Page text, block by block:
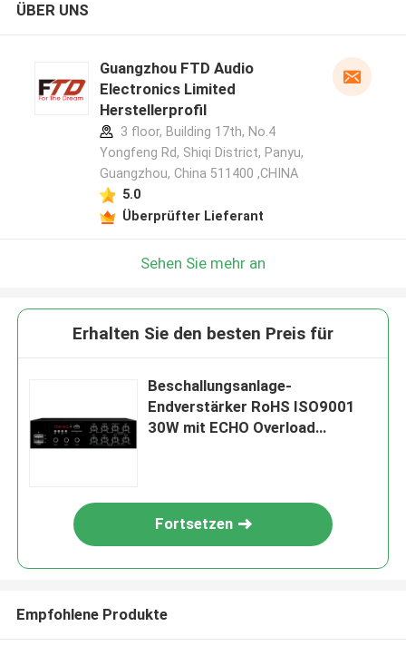
ÜBER UNS
Guangzhou FTD Audio
Electronics Limited
Herstellerprofil
3 floor, Building 17th, No.4
Yongfeng Rd, Shiqi District, Panyu,
Guangzhou, China 511400 ,CHINA
5.0
Überprüfter Lieferant
Sehen Sie mehr an
Erhalten Sie den besten Preis für
Beschallungsanlage-
Endverstärker RoHS ISO9001
30W mit ECHO Overload
Fortsetzen
Empfohlene Produkte